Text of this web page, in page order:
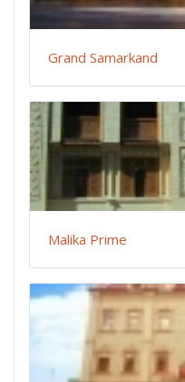
Grand Samarkand
Malika Prime